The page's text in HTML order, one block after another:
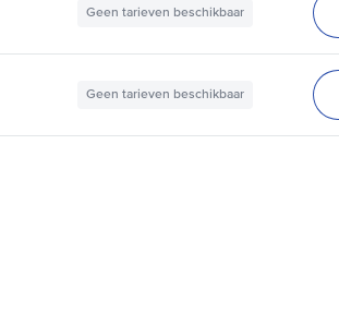
Geen tarieven beschikbaar
Geen tarieven beschikbaar